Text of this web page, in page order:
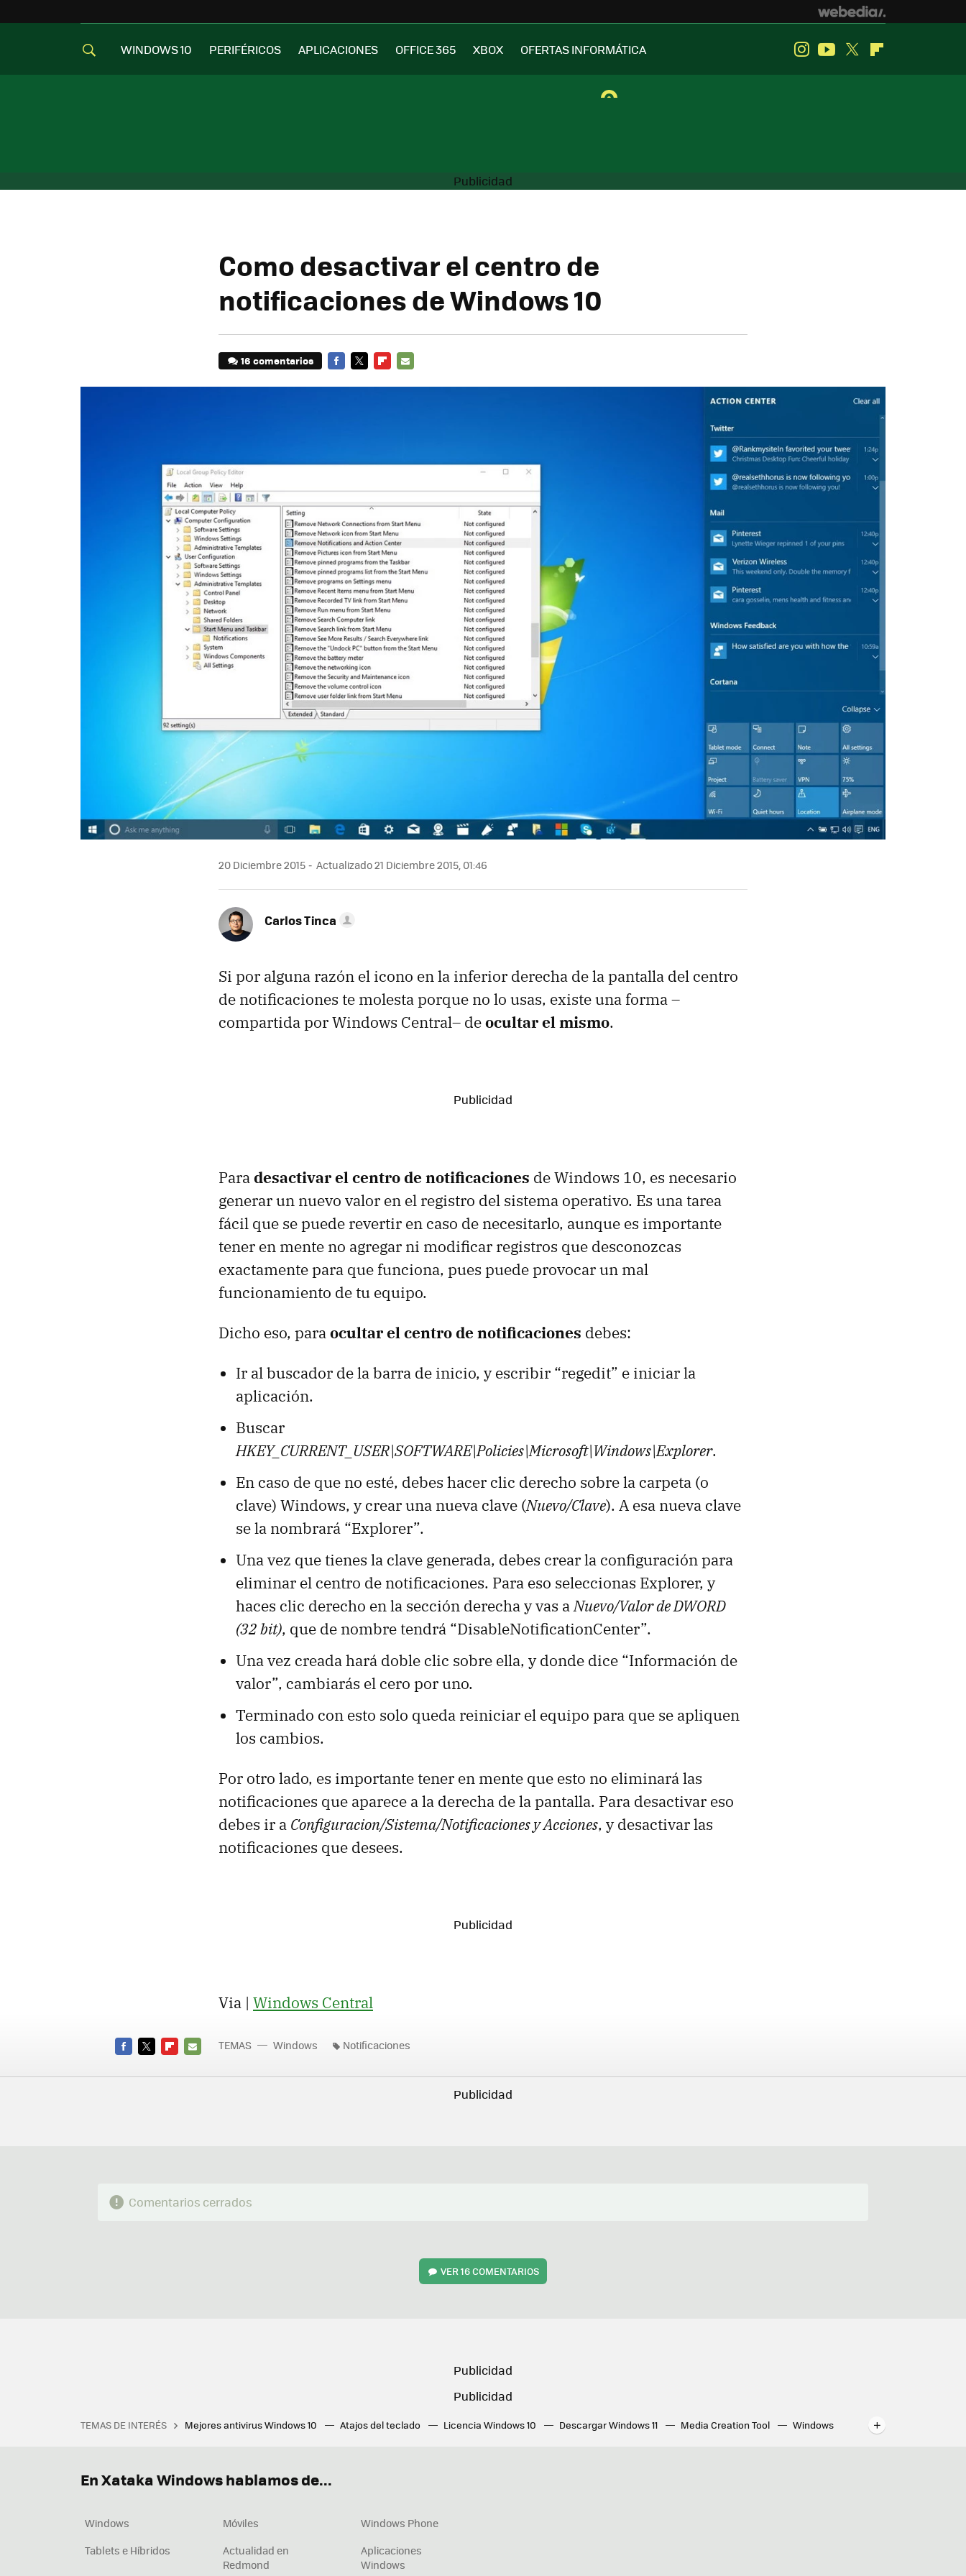
WINDOWS 10 PERIFÉRICOS APLICACIONES OFFICE 365 XBOX OFERTAS INFORMÁTICA InstagramYoutube
Twitter
Como desactivar el centro de
notificaciones de Windows 10
16 comentarios
20 Diciembre 2015 Actualizado 21 Diciembre 2015, 01:46
Carlos Tinca
Si por alguna razón el icono en la inferior derecha de la pantalla del centro
de notificaciones te molesta porque no lo usas, existe una forma –
compartida por Windows Central– deocultar el mismo.
Paradesactivar el centro de notificaciones de Windows 10, es necesario
generar un nuevo valor en el registro del sistema operativo. Es una tarea
fácil que se puede revertir en caso de necesitarlo, aunque es importante
tener en mente no agregar ni modificar registros que desconozcas
exactamente para que funciona, pues puede provocar un mal
funcionamiento de tu equipo.
Dicho eso, paraocultar el centro de notificaciones debes:
Ir al buscador de la barra de inicio, y escribir “regedit” e iniciar la
aplicación.
Buscar
HKEY_CURRENT_USER\SOFTWARE\Policies\Microsoft\Windows\Explorer.
En caso de que no esté, debes hacer clic derecho sobre la carpeta (o
clave) Windows, y crear una nueva clave (Nuevo/Clave). A esa nueva clave
se la nombrará “Explorer”.
Una vez que tienes la clave generada, debes crear la configuración para
eliminar el centro de notificaciones. Para eso seleccionas Explorer, y
haces clic derecho en la sección derecha y vas aNuevo/Valor de DWORD
(32 bit), que de nombre tendrá “DisableNotificationCenter”.
Una vez creada hará doble clic sobre ella, y donde dice “Información de
valor”, cambiarás el cero por uno.
Terminado con esto solo queda reiniciar el equipo para que se apliquen
los cambios.
Por otro lado, es importante tener en mente que esto no eliminará las
notificaciones que aparece a la derecha de la pantalla. Para desactivar eso
debes ir a Configuracion/Sistema/Notificaciones y Acciones, y desactivar las
notificaciones que desees.
Via | Windows Central
MAIL
TEMAS Windows Notificaciones
Comentarios cerrados
VER16 COMENTARIOS
TEMAS DE INTERÉS Mejores antivirus Windows 10 Atajos del teclado Licencia Windows 10 Descargar Windows 11 Media Creation Tool
Windows
En Xataka Windows hablamos de...
Windows Móviles
Windows Phone
Tablets e Híbridos
Actualidad en
Redmond
Aplicaciones
Windows